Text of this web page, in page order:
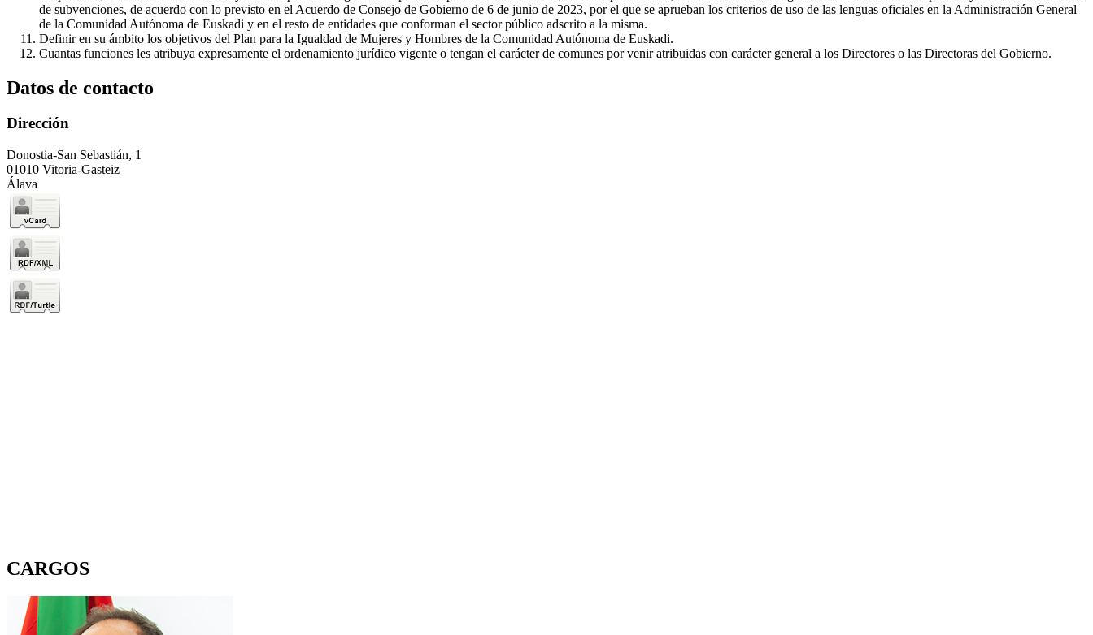
de subvenciones, de acuerdo con lo previsto en el Acuerdo de Consejo de Gobierno de 6 de junio de 2023, por el que se aprueban los criterios de uso de las lenguas oficiales en la Administración General
de la Comunidad Autónoma de Euskadi y en el resto de entidades que conforman el sector público adscrito a la misma.
Definir en su ámbito los objetivos del Plan para la Igualdad de Mujeres y Hombres de la Comunidad Autónoma de Euskadi.
Cuantas funciones les atribuya expresamente el ordenamiento jurídico vigente o tengan el carácter de comunes por venir atribuidas con carácter general a los Directores o las Directoras del Gobierno.
Datos de contacto
Dirección
Donostia-San Sebastián, 1
01010 Vitoria-Gasteiz
Álava
CARGOS